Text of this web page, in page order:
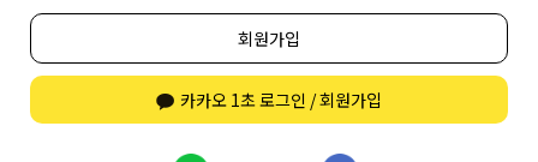
회원가입
카카오 1초 로그인 / 회원가입